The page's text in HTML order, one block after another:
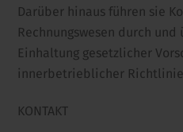
Darüber hinaus führen sie
Rechnungswesen durch
Einhaltung gesetzlicher
innerbetrieblicher
KONTAKT